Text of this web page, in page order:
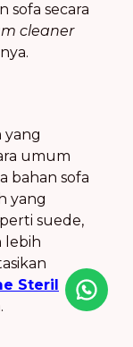
sofa secara
cleaner
yang
umum
bahan sofa
yang
suede,
lebih
Steril